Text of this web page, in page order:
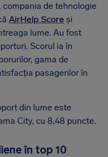
compania de tehnologie
AirHelp Scoreși
lume. Au fost
Scorul ia în
gama de
pasagerilor în
din lume este
City, cu 8,48 puncte.
în top 10